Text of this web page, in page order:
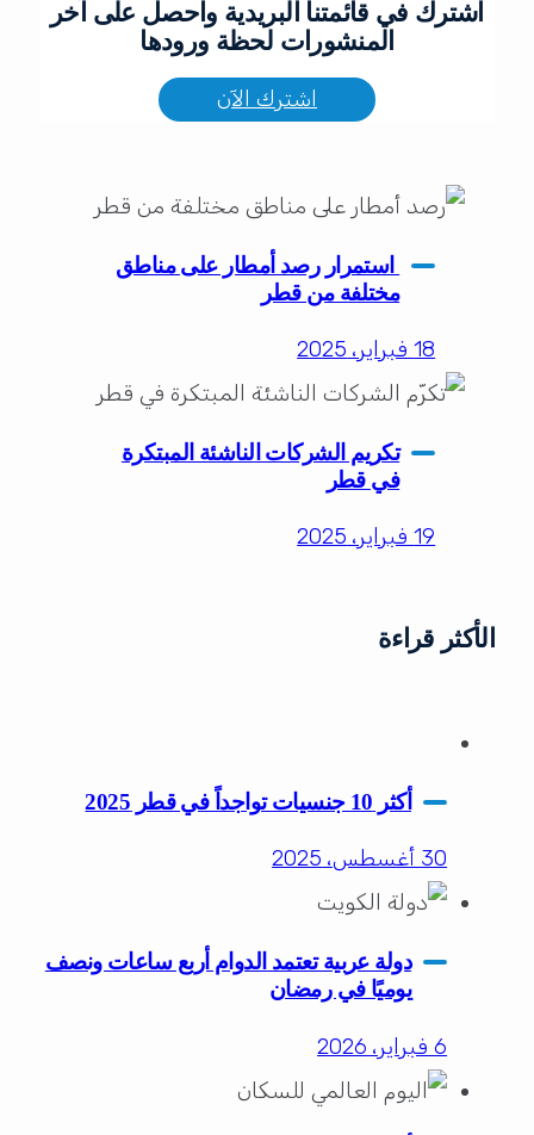
اشترك في قائمتنا البريدية واحصل على آخر
المنشورات لحظة ورودها
اشترك الآن
استمرار رصد أمطار على مناطق
مختلفة من قطر
18 فبراير، 2025
تكريم الشركات الناشئة المبتكرة
في قطر
19 فبراير، 2025
الأكثر قراءة
أكثر 10 جنسيات تواجداً في قطر 2025
30 أغسطس، 2025
دولة عربية تعتمد الدوام أربع ساعات ونصف
يوميًا في رمضان
6 فبراير، 2026